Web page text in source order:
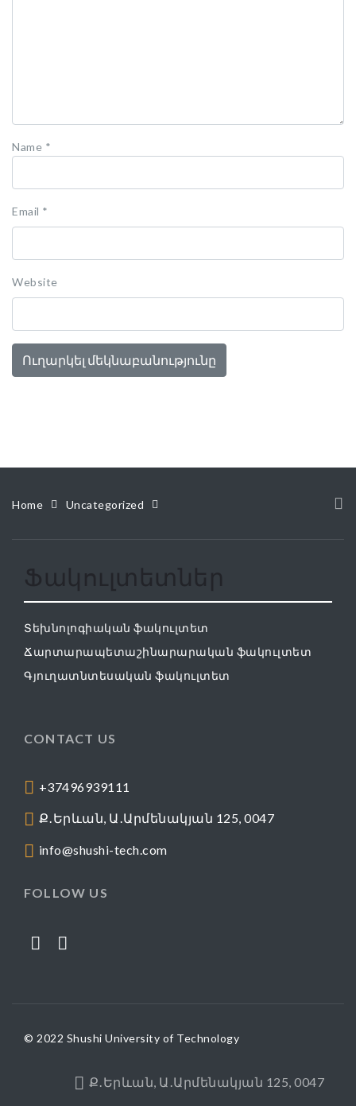
Name *
Email *
Website
Home Uncategorized
Ֆակուլտետներ
Տեխնոլոգիական ֆակուլտետ
Ճարտարապետաշինարարական ֆակուլտետ
Գյուղատնտեսական ֆակուլտետ
CONTACT US
+37496939111
Ք․Երևան, Ա․Արմենակյան 125, 0047
info@shushi-tech.com
FOLLOW US
© 2022 Shushi University of Technology
Ք․Երևան, Ա․Արմենակյան 125, 0047